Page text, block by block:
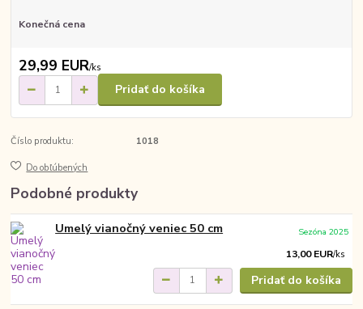
Konečná cena
29,99 EUR/ks
Pridať do košíka
Číslo produktu: 1018
Do obľúbených
Podobné produkty
Umelý vianočný veniec 50 cm
13,00 EUR/ks
Sezóna 2025
Pridať do košíka